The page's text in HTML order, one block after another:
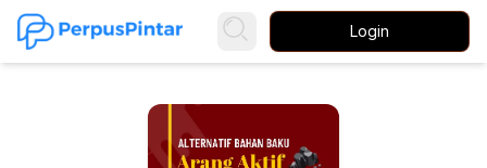
Login